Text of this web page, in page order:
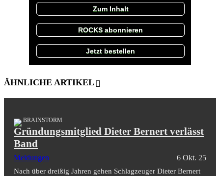
Zum Inhalt
ROCKS abonnieren
Jetzt bestellen
ÄHNLICHE ARTIKEL
BRAINSTORM
Gründungsmitglied Dieter Bernert verlässt
Band
Meldungen 6 Okt. 25
Nach über dreißig Jahren gehen Schlagzeuger Dieter Bernert